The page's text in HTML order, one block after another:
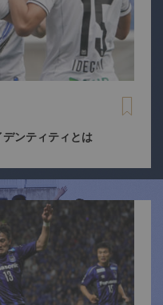
ンティティとは